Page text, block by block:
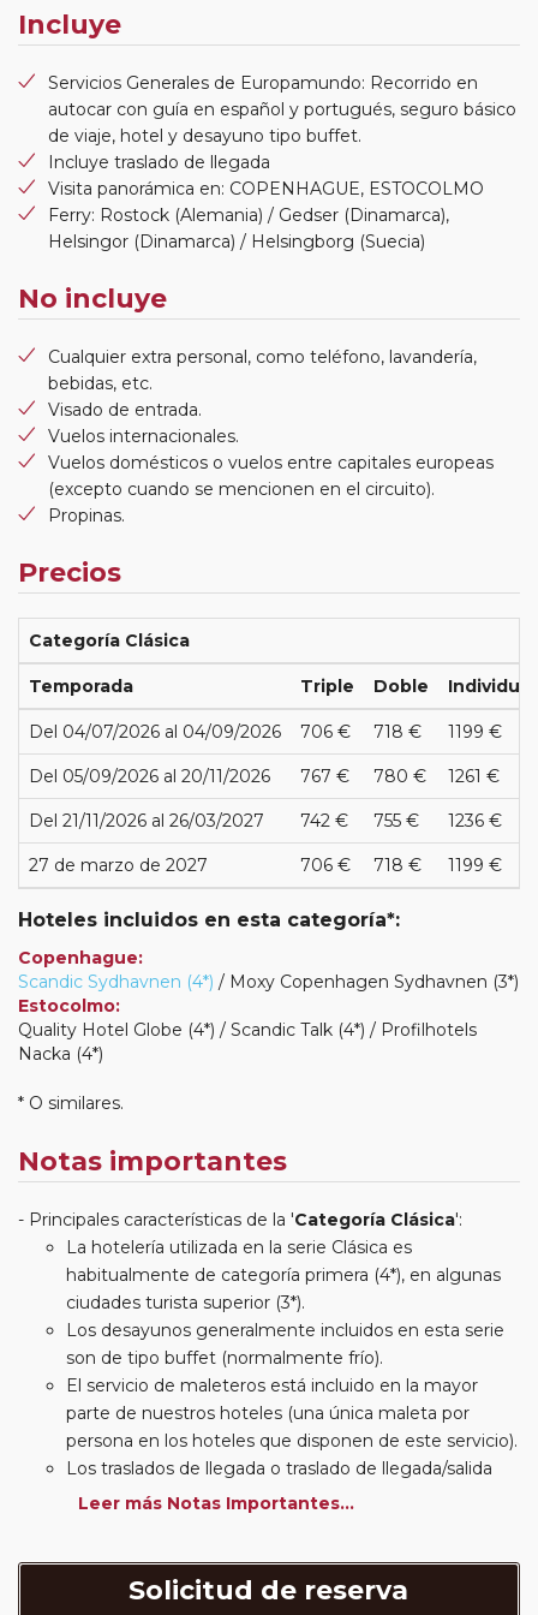
Incluye
Servicios Generales de Europamundo: Recorrido en
autocar con guía en español y portugués, seguro básico
de viaje, hotel y desayuno tipo buffet.
Incluye traslado de llegada
Visita panorámica en: COPENHAGUE, ESTOCOLMO
Ferry: Rostock (Alemania) / Gedser (Dinamarca),
Helsingor (Dinamarca) / Helsingborg (Suecia)
No incluye
Cualquier extra personal, como teléfono, lavandería,
bebidas, etc.
Visado de entrada.
Vuelos internacionales.
Vuelos domésticos o vuelos entre capitales europeas
(excepto cuando se mencionen en el circuito).
Propinas.
Precios
Categoría Clásica
Temporada Triple Doble Individual
Del 04/07/2026 al 04/09/2026 706 € 718 € 1199 €
Del 05/09/2026 al 20/11/2026 767 € 780 € 1261 €
Del 21/11/2026 al 26/03/2027 742 € 755 € 1236 €
27 de marzo de 2027 706 € 718 € 1199 €
Hoteles incluidos en esta categoría*:
Copenhague:
Scandic Sydhavnen (4*) / Moxy Copenhagen Sydhavnen (3*)
Estocolmo:
Quality Hotel Globe (4*) / Scandic Talk (4*) / Profilhotels
Nacka (4*)
* O similares.
Notas importantes
Principales características de la 'Categoría Clásica':
La hotelería utilizada en la serie Clásica es
habitualmente de categoría primera (4*), en algunas
ciudades turista superior (3*).
Los desayunos generalmente incluidos en esta serie
son de tipo buffet (normalmente frío).
El servicio de maleteros está incluido en la mayor
parte de nuestros hoteles (una única maleta por
persona en los hoteles que disponen de este servicio).
Los traslados de llegada o traslado de llegada/salida
estarán incluidos según itinerario.
suplemento de media pensión (incluirá un número de
almuerzos o cenas señalado en su itinerario).
Leer más Notas Importantes...
Solicitud de reserva